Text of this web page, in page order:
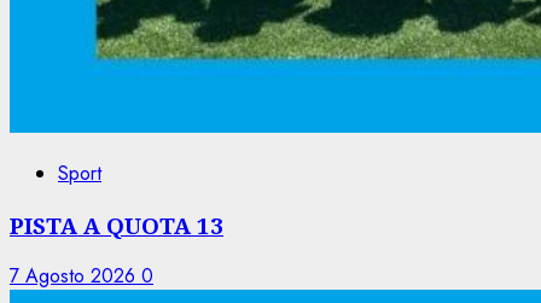
Sport
PISTA A QUOTA 13
7 Agosto 2026 0